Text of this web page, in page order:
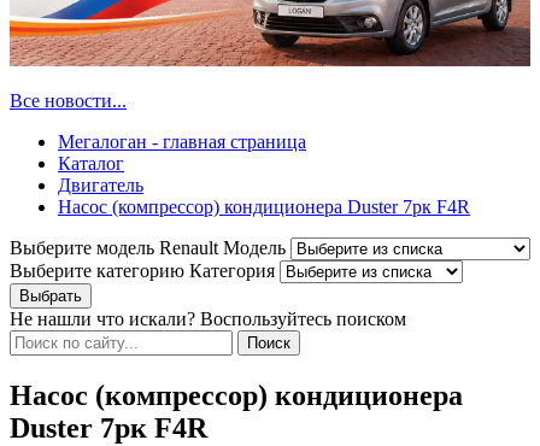
Все новости...
Мегалоган - главная страница
Каталог
Двигатель
Насос (компрессор) кондиционера Duster 7рк F4R
Выберите модель Renault Модель
Выберите категорию Категория
Не нашли что искали? Воспользуйтесь поиском
Насос (компрессор) кондиционера
Duster 7рк F4R